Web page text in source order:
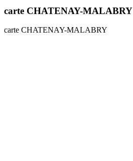
carte CHATENAY-MALABRY
carte CHATENAY-MALABRY